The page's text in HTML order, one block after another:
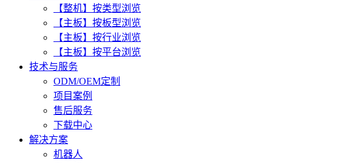
【整机】按类型浏览
【主板】按板型浏览
【主板】按行业浏览
【主板】按平台浏览
技术与服务
ODM/OEM定制
项目案例
售后服务
下载中心
解决方案
机器人